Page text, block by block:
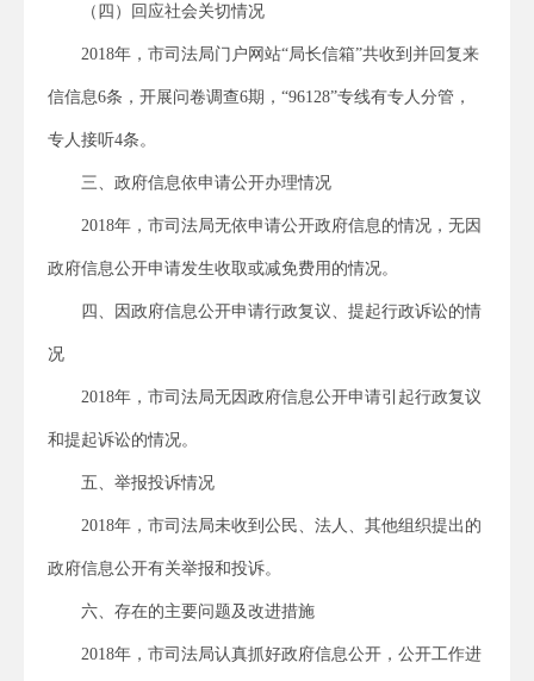
（四）回应社会关切情况
2018年，市司法局门户网站“局长信箱”共收到并回复来
信信息6条，开展问卷调查6期，“96128”专线有专人分管，
专人接听4条。
三、政府信息依申请公开办理情况
2018年，市司法局无依申请公开政府信息的情况，无因
政府信息公开申请发生收取或减免费用的情况。
四、因政府信息公开申请行政复议、提起行政诉讼的情
况
2018年，市司法局无因政府信息公开申请引起行政复议
和提起诉讼的情况。
五、举报投诉情况
2018年，市司法局未收到公民、法人、其他组织提出的
政府信息公开有关举报和投诉。
六、存在的主要问题及改进措施
2018年，市司法局认真抓好政府信息公开，公开工作进